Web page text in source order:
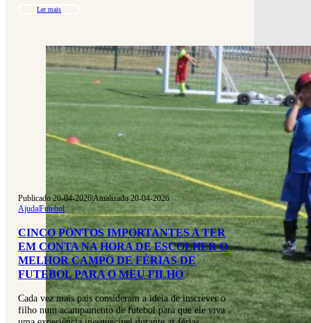
Ler mais
Publicado 20-04-2026|Atualizado 20-04-2026
Ajuda|Futebol
CINCO PONTOS IMPORTANTES A TER
EM CONTA NA HORA DE ESCOLHER O
MELHOR CAMPO DE FÉRIAS DE
FUTEBOL PARA O MEU FILHO
Cada vez mais pais consideram a ideia de inscrever o
filho num acampamento de futebol para que ele viva